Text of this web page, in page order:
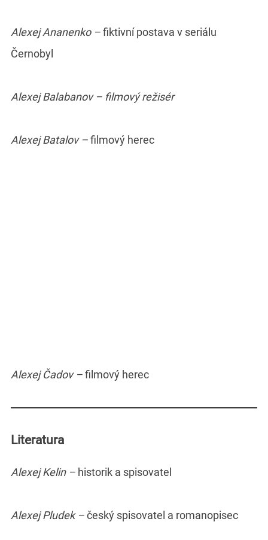
Alexej Ananenko –fiktivní postava v seriálu
Černobyl
Alexej Balabanov – filmový režisér
Alexej Batalov –filmový herec
Alexej Čadov –filmový herec
Literatura
Alexej Kelin – historik a spisovatel
Alexej Pludek –český spisovatel a romanopisec